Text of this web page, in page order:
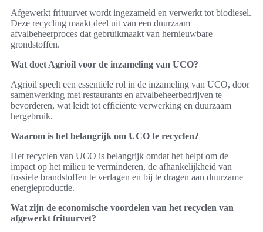
Afgewerkt frituurvet wordt ingezameld en verwerkt tot biodiesel.
Deze recycling maakt deel uit van een duurzaam
afvalbeheerproces dat gebruikmaakt van hernieuwbare
grondstoffen.
Wat doet Agrioil voor de inzameling van UCO?
Agrioil speelt een essentiële rol in de inzameling van UCO, door
samenwerking met restaurants en afvalbeheerbedrijven te
bevorderen, wat leidt tot efficiënte verwerking en duurzaam
hergebruik.
Waarom is het belangrijk om UCO te recyclen?
Het recyclen van UCO is belangrijk omdat het helpt om de
impact op het milieu te verminderen, de afhankelijkheid van
fossiele brandstoffen te verlagen en bij te dragen aan duurzame
energieproductie.
Wat zijn de economische voordelen van het recyclen van
afgewerkt frituurvet?